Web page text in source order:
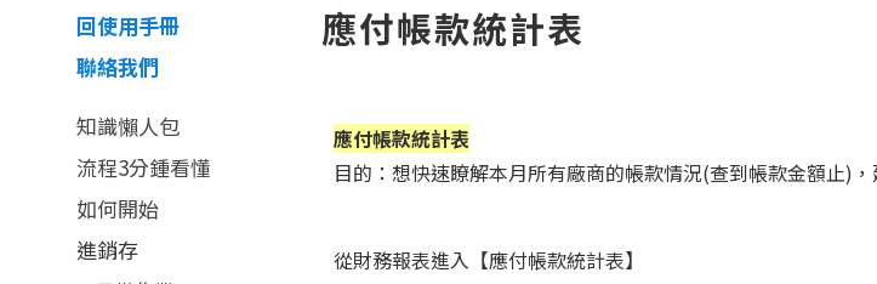
回使用手冊
聯絡我們
知識懶人包
流程3分鍾看懂
如何開始
進銷存
應付帳款統計表
應付帳款統計表
目的：想快速瞭解本月所有廠商的帳款情況(查到帳款金額止)
從財務報表進入【應付帳款統計表】